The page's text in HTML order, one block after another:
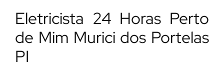
Eletricista 24 Horas Perto
de Mim Murici dos Portelas
PI